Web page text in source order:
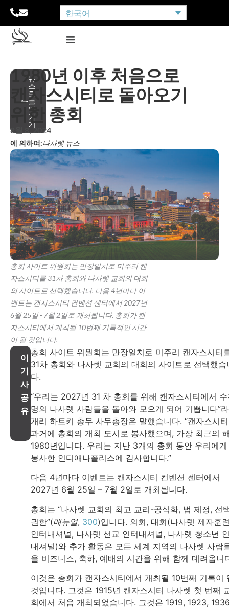
한국어
뉴
스
로
돌
아
가
기
1980년 이후 처음으로
캔자스시티로 돌아오기
위한 총회
8월 8, 2024
에 의하여:나사렛 뉴스
총회 사이트 위원회는 만장일치로 미주리 캔
자스시티를 31차 총회와 나사렛 교회의 대회
의 사이트로 선택했습니다. 다음 4년마다 이
벤트는 캔자스시티 컨벤션 센터에서 2027년
6월 25일 - 7월 2일로 개최됩니다. 총회가 캔
자스시티에서 개최될 10번째 기록적인 시간
이 될 것입니다.
이
기
사
공
유
총회 사이트 위원회는 만장일치로 미주리 캔자스시티
31차 총회와 나사렛 교회의 대회의 사이트로 선택했습
다.
“우리는 2027년 31 차 총회를 위해 캔자스시티에서
명의 나사렛 사람들을 돌아와 모으게 되어 기쁩니다”
개리 하트키 총무 사무총장은 말했습니다. “캔자스시
과거에 총회의 개최 도시로 봉사했으며, 가장 최근의
1980년입니다. 우리는 지난 3개의 총회 동안 우리에
봉사한 인디애나폴리스에 감사합니다.”
다음 4년마다 이벤트는 캔자스시티 컨벤션 센터에서
2027년 6월 25일 – 7월 2일로 개최됩니다.
총회는 “나사렛 교회의 최고 교리-공식화, 법 제정, 선
권한”(매뉴얼, 300)입니다. 의회, 대회(나사렛 제자훈
인터내셔널, 나사렛 선교 인터내셔널, 나사렛 청소년
내셔널)와 추가 활동은 모든 세계 지역의 나사렛 사람
을 비즈니스, 축하, 예배의 시간을 위해 함께 데려옵니
이것은 총회가 캔자스시티에서 개최될 10번째 기록이
것입니다. 그것은 1915년 캔자스시티 나사렛 첫 번째
회에서 처음 개최되었습니다. 그것은 1919, 1923,